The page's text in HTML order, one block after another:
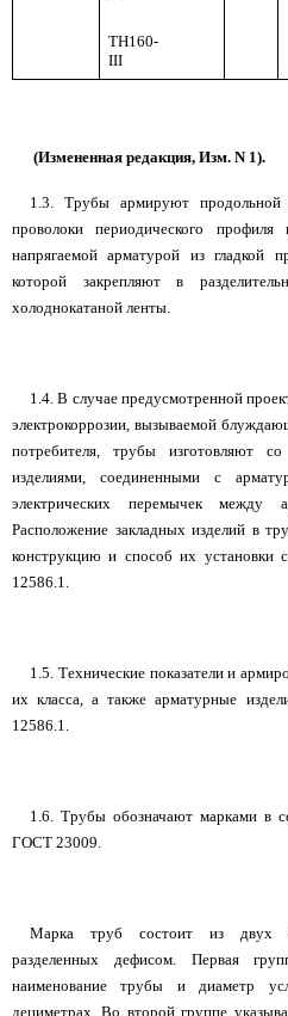
ТН160-
III
(Измененная редакция, Изм. N 1).
1.3. Трубы армируют продольной
проволоки периодического
напрягаемой арматурой из гладкой
которой закрепляют в
холоднокатаной ленты.
1.4. В случае предусмотренной
электрокоррозии, вызываемой
потребителя, трубы изготовляют
изделиями, соединенными с
электрических перемычек между
Расположение закладных изделий в
конструкцию и способ их установки
12586.1.
1.5. Технические показатели и
их класса, а также арматурные
12586.1.
1.6. Трубы обозначают марками в
ГОСТ 23009.
Марка труб состоит из двух
разделенных дефисом. Первая
наименование трубы и диаметр
дециметрах. Во второй группе